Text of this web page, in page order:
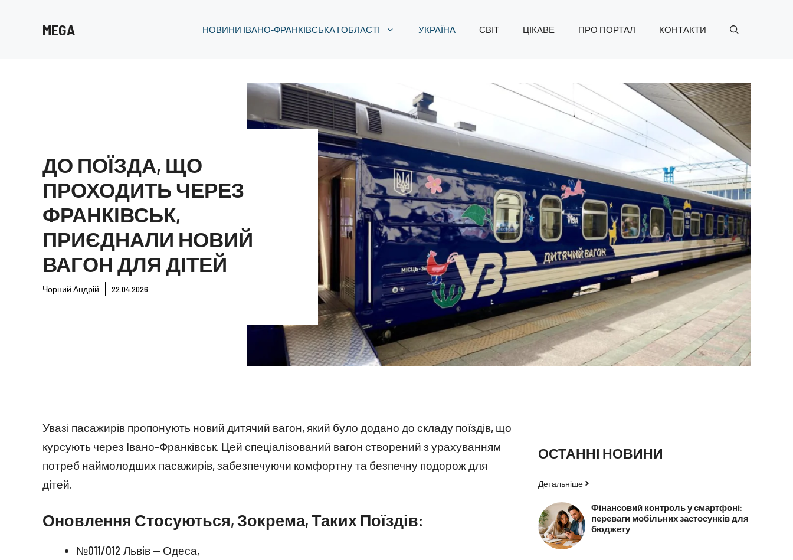
MEGA НОВИНИ ІВАНО-ФРАНКІВСЬКА І ОБЛАСТІ УКРАЇНА СВІТ ЦІКАВЕ ПРО ПОРТАЛ КОНТАКТИ
ДО ПОЇЗДА, ЩО
ПРОХОДИТЬ ЧЕРЕЗ
ФРАНКІВСЬК,
ПРИЄДНАЛИ НОВИЙ
ВАГОН ДЛЯ ДІТЕЙ
Чорний Андрій 22.04.2026
Увазі пасажирів пропонують новий дитячий вагон, який було додано до складу поїздів, що
курсують через Івано-Франківськ. Цей спеціалізований вагон створений з урахуванням
потреб наймолодших пасажирів, забезпечуючи комфортну та безпечну подорож для
дітей.
Оновлення Стосуються, Зокрема, Таких Поїздів:
№011/012 Львів — Одеса,
ОСТАННІ НОВИНИ
Детальніше
Фінансовий контроль у смартфоні:
переваги мобільних застосунків для
бюджету